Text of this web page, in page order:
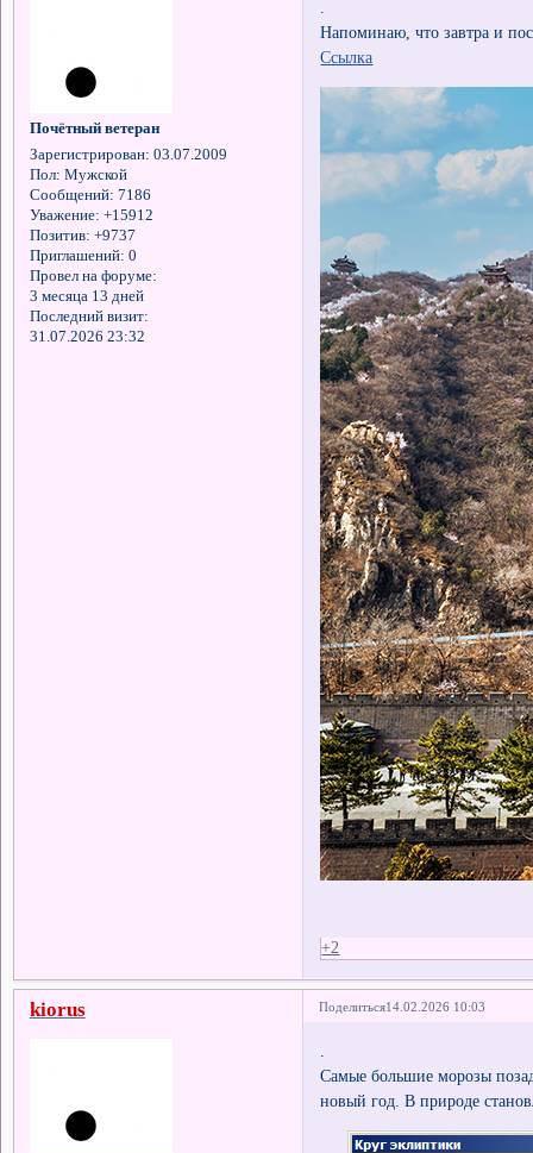
Почётный ветеран
Зарегистрирован: 03.07.2009
Пол: Мужской
Сообщений: 7186
Уважение: +15912
Позитив: +9737
Приглашений: 0
Провел на форуме:
3 месяца 13 дней
Последний визит:
31.07.2026 23:32
Напоминаю, что завтра и
Ссылка
+2
Поделиться14.02.2026 10:03
kiorus
Самые большие морозы
новый год. В природе